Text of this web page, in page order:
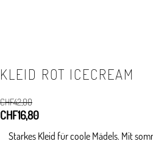
KLEID ROT ICECREAM
CHF42,00
Ursprünglicher
CHF16,80Aktueller
Starkes Kleid für coole Mädels. Mit